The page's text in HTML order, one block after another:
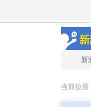
新
当前位置